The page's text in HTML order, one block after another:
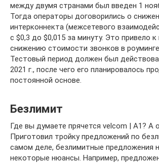
между двумя странами был введен 1
Тогда операторы договорились о
интерконнекта (межсетевого
с $0,3 до $0,015 за минуту. Это привело
снижению стоимости звонков в
Тестовый период должен был
2021 г., после чего его планировалось
постоянной основе.
Безлимит
Где вы думаете прячется velcom | A1? А
Приготовил тройку предложений по
самом деле, безлимитные предложения
некоторые нюансы. Например,